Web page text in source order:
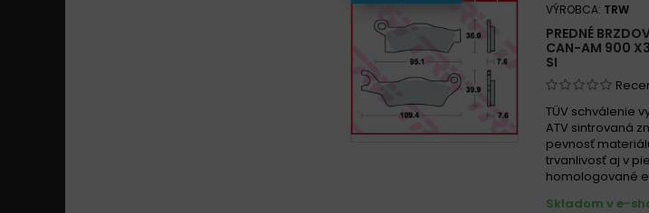
VÝROBCA: TRW
PREDNÉ
CAN-AM 900 X3
SI
TÜV schválenie
ATV sintrovaná
pevnosť
trvanlivosť aj v
homologované
Skladom v e-